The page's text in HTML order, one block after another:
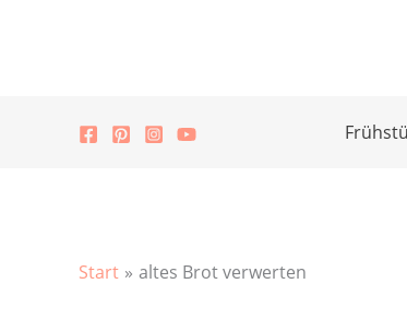
Start altes Brot verwerten